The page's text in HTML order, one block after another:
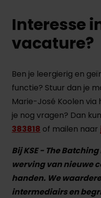
Interesse
vacature?
Ben je leergierig en
functie? Stuur dan je
Marie-José Koolen
je nog vragen? Dan
383818 of mailen naar
Bij KSE - The
werving van nieuwe
handen. We
intermediairs en